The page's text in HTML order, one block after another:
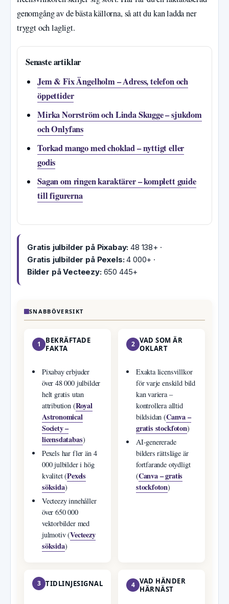
genomgång av de bästa källorna, så att du kan ladda ner
tryggt och lagligt.
Senaste artiklar
Jem & Fix Ängelholm – Adress, telefon och
öppettider
Mirka Norrström och Linda Skugge – sjukdom
och Onlyfans
Torkad mango med choklad – nyttigt eller
godis
Sagan om ringen karaktärer – komplett guide
till figurerna
Gratis julbilder på Pixabay: 48 138+ ·
Gratis julbilder på Pexels:4 000+ ·
Bilder på Vecteezy:650 445+
SNABBÖVERSIKT
1
BEKRÄFTADE
FAKTA
Pixabay erbjuder
över 48 000 julbilder
helt gratis utan
attribution (Royal
Astronomical
Society –
licensdatabas)
Pexels har fler än 4
000 julbilder i hög
kvalitet (Pexels
söksida)
Vecteezy innehåller
över 650 000
vektorbilder med
julmotiv (Vecteezy
söksida)
2 VAD SOM ÄR
OKLART
Exakta licensvillkor
för varje enskild bild
kan variera –
kontrollera alltid
bildsidan (Canva –
gratis stockfoton)
AI-genererade
bilders rättsläge är
fortfarande otydligt
(Canva – gratis
stockfoton)
3 TIDLINJESIGNAL 4 VAD HÄNDER
HÄRNÄST